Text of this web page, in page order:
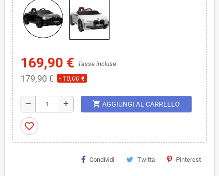
169,90 € Tasse incluse
179,90 € - 10,00 €
remove add shopping_cart AGGIUNGI AL CARRELLO
favorite_border
Condividi Twitta Pinterest